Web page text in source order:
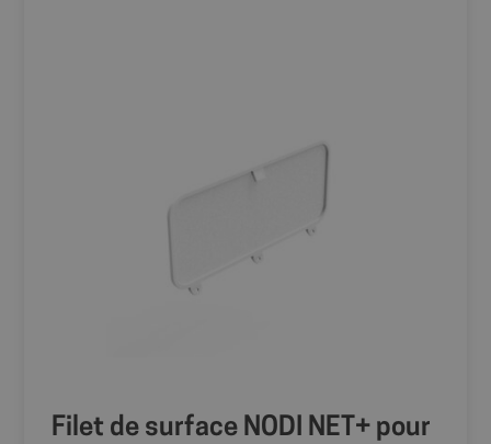
Filet de surface NODI NET+ pour